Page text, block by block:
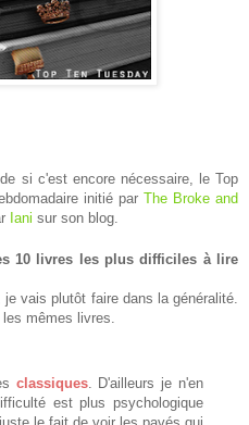
si c'est encore nécessaire, le Top
initié par The Broke and
Iani sur son blog.
10 livres les plus difficiles à lire
vais plutôt faire dans la généralité.
mêmes livres.
classiques. D'ailleurs je n'en
est plus psychologique